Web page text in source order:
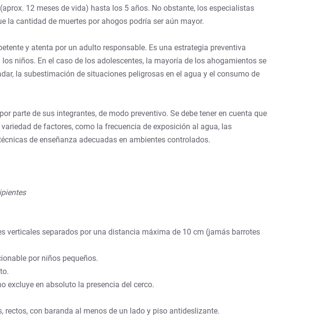
12 meses de vida) hasta los 5 años. No obstante, los especialistas
la cantidad de muertes por ahogos podría ser aún mayor.
y atenta por un adulto responsable. Es una estrategia preventiva
niños. En el caso de los adolescentes, la mayoría de los ahogamientos se
la subestimación de situaciones peligrosas en el agua y el consumo de
parte de sus integrantes, de modo preventivo. Se debe tener en cuenta que
de factores, como la frecuencia de exposición al agua, las
de enseñanza adecuadas en ambientes controlados.
verticales separados por una distancia máxima de 10 cm (jamás barrotes
por niños pequeños.
excluye en absoluto la presencia del cerco.
rectos, con baranda al menos de un lado y piso antideslizante.